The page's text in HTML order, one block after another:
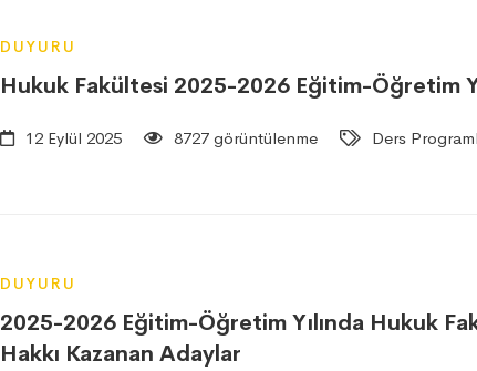
DUYURU
Hukuk Fakültesi 2025-2026 Eğitim-Öğretim
12 Eylül 2025 8727 görüntülenme Ders
DUYURU
2025-2026 Eğitim-Öğretim Yılında Hukuk
Hakkı Kazanan Adaylar